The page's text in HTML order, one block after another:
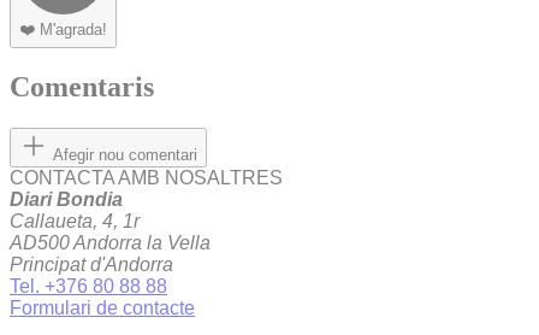
❤️ M'agrada!
Comentaris
Afegir nou comentari
CONTACTA AMB NOSALTRES
Diari Bondia
Callaueta, 4, 1r
AD500 Andorra la Vella
Principat d'Andorra
Tel. +376 80 88 88
Formulari de contacte